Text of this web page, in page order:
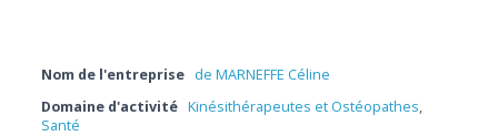
Nom de l'entreprise de MARNEFFE Céline
Domaine d'activité Kinésithérapeutes et Ostéopathes,
Santé